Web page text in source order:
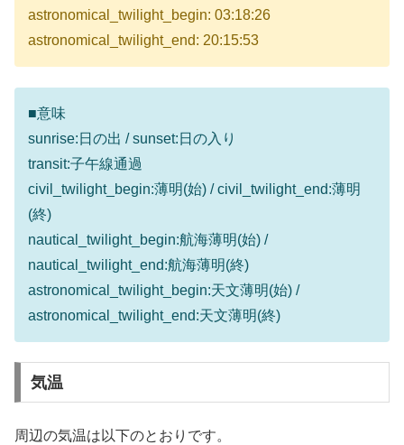
astronomical_twilight_begin: 03:18:26
astronomical_twilight_end: 20:15:53
■意味
sunrise:日の出 / sunset:日の入り
transit:子午線通過
civil_twilight_begin:薄明(始) / civil_twilight_end:薄明
(終)
nautical_twilight_begin:航海薄明(始) /
nautical_twilight_end:航海薄明(終)
astronomical_twilight_begin:天文薄明(始) /
astronomical_twilight_end:天文薄明(終)
気温
周辺の気温は以下のとおりです。